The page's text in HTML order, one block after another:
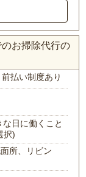
お掃除代行の
前払い制度あり
日に働くこと
択)
所、リビン